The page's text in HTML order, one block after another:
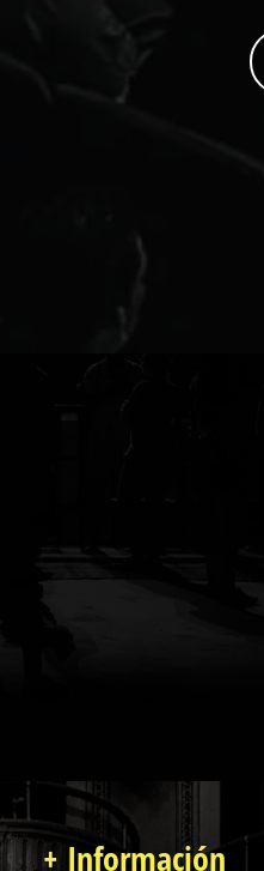
+ Información